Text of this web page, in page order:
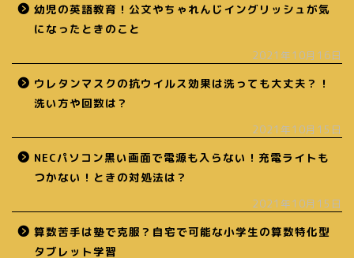
幼児の英語教育！公文やちゃれんじイングリッシュが気
になったときのこと
2021年10月16日
ウレタンマスクの抗ウイルス効果は洗っても大丈夫？！
洗い方や回数は？
2021年10月15日
NECパソコン黒い画面で電源も入らない！充電ライトも
つかない！ときの対処法は？
2021年10月15日
算数苦手は塾で克服？自宅で可能な小学生の算数特化型
タブレット学習